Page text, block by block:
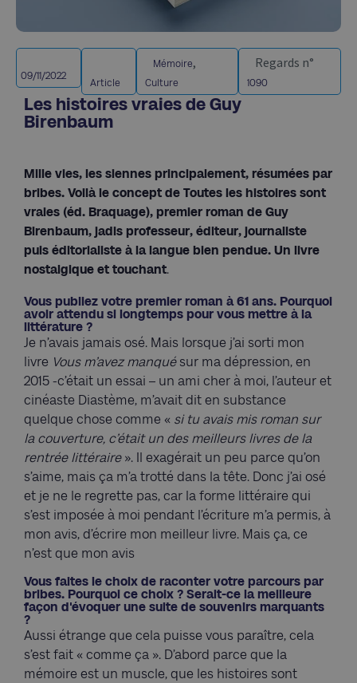
09/11/2022
Article
Mémoire,
Culture
Regards n°
1090
Les histoires vraies de Guy
Birenbaum
Mille vies, les siennes principalement, résumées par
bribes. Voilà le concept de Toutes les histoires sont
vraies (éd. Braquage), premier roman de Guy
Birenbaum, jadis professeur, éditeur, journaliste
puis éditorialiste à la langue bien pendue. Un livre
nostalgique et touchant.
Vous publiez votre premier roman à 61 ans. Pourquoi
avoir attendu si longtemps pour vous mettre à la
littérature ?
Je n’avais jamais osé. Mais lorsque j’ai sorti mon
livre Vous m’avez manquésur ma dépression, en
2015 -c’était un essai – un ami cher à moi, l’auteur et
cinéaste Diastème, m’avait dit en substance
quelque chose comme « si tu avais mis roman sur
la couverture, c’était un des meilleurs livres de la
rentrée littéraire». Il exagérait un peu parce qu’on
s’aime, mais ça m’a trotté dans la tête. Donc j’ai osé
et je ne le regrette pas, car la forme littéraire qui
s’est imposée à moi pendant l’écriture m’a permis, à
mon avis, d’écrire mon meilleur livre. Mais ça, ce
n’est que mon avis
Vous faites le choix de raconter votre parcours par
bribes. Pourquoi ce choix ? Serait-ce la meilleure
façon d'évoquer une suite de souvenirs marquants
?
Aussi étrange que cela puisse vous paraître, cela
s’est fait « comme ça ». D’abord parce que la
mémoire est un muscle, que les histoires sont